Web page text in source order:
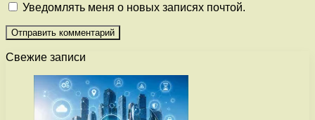
Уведомлять меня о новых записях почтой.
Свежие записи